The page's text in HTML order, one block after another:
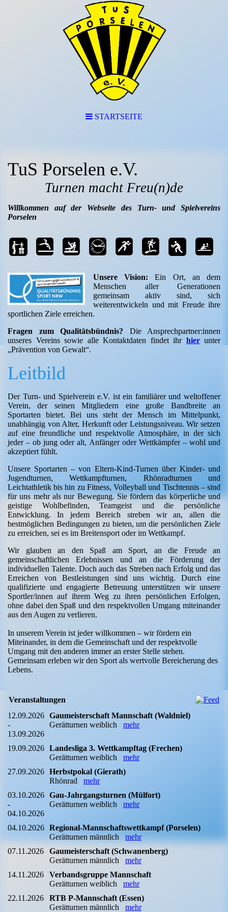
STARTSEITE
TuS Porselen e.V.
Turnen macht Freu(n)de
Willkommen auf der Webseite des Turn- und Spielvereins
Porselen
Unsere Vision:Ein Ort, an dem
Menschen aller Generationen
gemeinsam aktiv sind, sich
weiterentwickeln und mit Freude ihre
sportlichen Ziele erreichen.
Fragen zum Qualitätsbündnis? Die Ansprechpartner:innen
unseres Vereins sowie alle Kontaktdaten findet ihr hierunter
„Prävention von Gewalt“.
Leitbild
Der Turn- und Spielverein e.V. ist ein familiärer und weltoffener
Verein, der seinen Mitgliedern eine große Bandbreite an
Sportarten bietet. Bei uns steht der Mensch im Mittelpunkt,
unabhängig von Alter, Herkunft oder Leistungsniveau. Wir setzen
auf eine freundliche und respektvolle Atmosphäre, in der sich
jeder – ob jung oder alt, Anfänger oder Wettkämpfer – wohl und
akzeptiert fühlt.
Unsere Sportarten – von Eltern-Kind-Turnen über Kinder- und
Jugendturnen, Wettkampfturnen, Rhönradturnen und
Leichtathletik bis hin zu Fitness, Volleyball und Tischtennis – sind
für uns mehr als nur Bewegung. Sie fördern das körperliche und
geistige Wohlbefinden, Teamgeist und die persönliche
Entwicklung. In jedem Bereich streben wir an, allen die
bestmöglichen Bedingungen zu bieten, um die persönlichen Ziele
zu erreichen, sei es im Breitensport oder im Wettkampf.
Wir glauben an den Spaß am Sport, an die Freude an
gemeinschaftlichen Erlebnissen und an die Förderung der
individuellen Talente. Doch auch das Streben nach Erfolg und das
Erreichen von Bestleistungen sind uns wichtig. Durch eine
qualifizierte und engagierte Betreuung unterstützen wir unsere
Sportler/innen auf ihrem Weg zu ihren persönlichen Erfolgen,
ohne dabei den Spaß und den respektvollen Umgang miteinander
aus den Augen zu verlieren.
In unserem Verein ist jeder willkommen – wir fördern ein
Miteinander, in dem die Gemeinschaft und der respektvolle
Umgang mit den anderen immer an erster Stelle stehen.
Gemeinsam erleben wir den Sport als wertvolle Bereicherung des
Lebens.
Veranstaltungen
12.09.2026
-
13.09.2026
Gaumeisterschaft Mannschaft (Waldniel)
Gerätturnen weiblich mehr
19.09.2026 Landesliga 3. Wettkampftag (Frechen)
Gerätturnen weiblich mehr
27.09.2026 Herbstpokal (Gierath)
Rhönrad mehr
03.10.2026
-
04.10.2026
Gau-Jahrgangsturnen (Mülfort)
Gerätturnen weiblich mehr
04.10.2026 Regional-Mannschaftswettkampf (Porselen)
Gerätturnen männlich mehr
07.11.2026
Gaumeisterschaft (Schwanenberg)
Gerätturnen männlich mehr
14.11.2026
Verbandsgruppe Mannschaft
Gerätturnen weiblich mehr
22.11.2026
RTB P-Mannschaft (Essen)
Gerätturnen männlich mehr